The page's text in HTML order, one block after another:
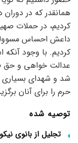
همانقدر که در
کردیم، در حملات
داعش احساس
کردیم. با وجود آنکه
عدالت خواهی و حق
شد و شهدای بسیاری
حرم را برای آنان
توصیه شده
تجلیل از بانوی